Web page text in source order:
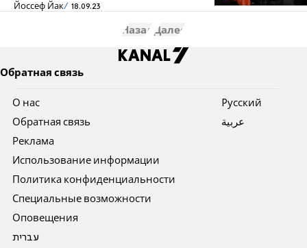
Йоссеф Йак 18.09.23
Назад Далее
Обратная связь
О нас
Обратная связь
Реклама
Использование информации
Политика конфиденциальности
Специальные возможности
Оповещения
עברית
Pусский
عربية